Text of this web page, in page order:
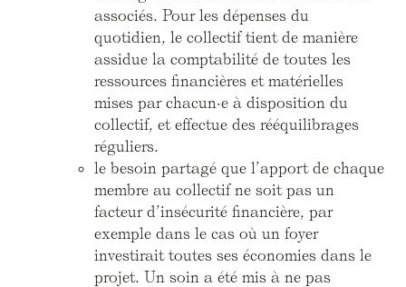
associés. Pour les dépenses du
quotidien, le collectif tient de manière
assidue la comptabilité de toutes les
ressources financières et matérielles
mises par chacun·e à disposition du
collectif, et effectue des rééquilibrages
réguliers.
le besoin partagé que l’apport de chaque
membre au collectif ne soit pas un
facteur d’insécurité financière, par
exemple dans le cas où un foyer
investirait toutes ses économies dans le
projet. Un soin a été mis à ne pas